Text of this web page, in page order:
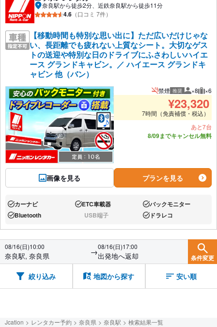
奈良駅から徒歩2分、近鉄奈良駅から徒歩11分
4.6 （口コミ 7件）
【移動時間も特別な思い出に】ただ広いだけじゃな
い、長距離でも疲れない上質なシート。大切なゲス
トの送迎や特別な日のドライブにふさわしいハイエ
ース グランドキャビン。／ ハイエース グランドキ
ャビン 他（バン）
画像を見る
禁煙 推奨 推奨人数
×8 推
×6
¥23,320
7時間（免責補償・税込）
あと7台
8/09までキャンセル無料
プランを見る
あり:カーナビ あり:ETC車載器 あり:バックモニター
あり:Bluetooth なし:USB端子 あり:ドラレコ
08/16(日)10:00
奈良駅, 奈良県 →08/16(日)17:00
出発地へ返却 条件変更
絞り込み 地図から探す 安い順
Jcation レンタカー予約 奈良県 奈良駅 検索結果一覧